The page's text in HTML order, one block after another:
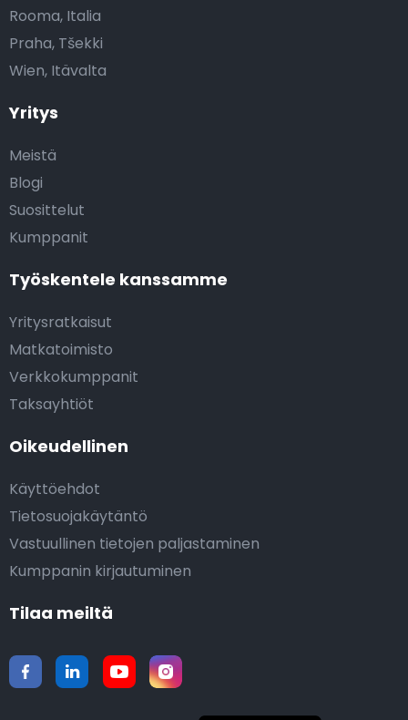
Yritys
Meistä
Blogi
Suosittelut
Kumppanit
Työskentele kanssamme
Yritysratkaisut
Matkatoimisto
Verkkokumppanit
Taksayhtiöt
Oikeudellinen
Käyttöehdot
Tietosuojakäytäntö
Vastuullinen tietojen paljastaminen
Kumppanin kirjautuminen
Rooma, Italia
Praha, Tšekki
Wien, Itävalta
Tilaa meiltä